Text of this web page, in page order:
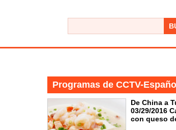
Programas de CCTV-Español
De China a
03/29/2016
con queso